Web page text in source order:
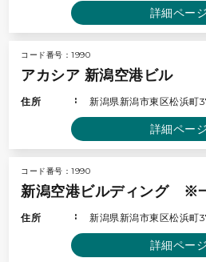
詳細ページ
コード番号：1990
アカシア 新潟空港ビル
住所 新潟県新潟市東区松浜町
詳細ページ
コード番号：1990
新潟空港ビルディング ※
住所 新潟県新潟市東区松浜町
詳細ページ